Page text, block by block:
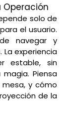
Operación
solo de
el usuario.
navegar y
experiencia
estable, sin
Piensa
y cómo
de la